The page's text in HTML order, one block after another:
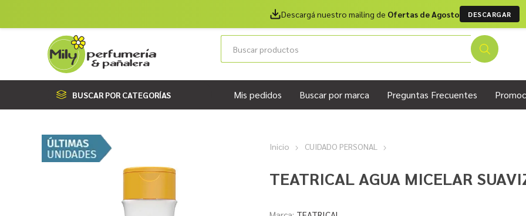
Descargá nuestro mailing de Ofertas de Agosto DESCARGAR
BUSCAR POR CATEGORÍAS Mis pedidos Buscar por marca Preguntas Frecuentes
Inicio CUIDADO PERSONAL
TEATRICAL AGUA MICELAR